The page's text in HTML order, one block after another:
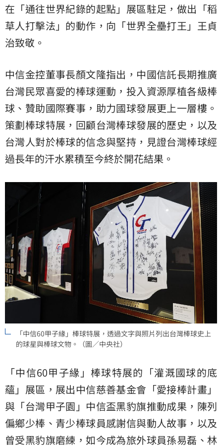
在「通往世界紀錄的起點」展區駐足，做出「稻
草人打擊法」的動作，向「世界全壘打王」王貞
治致敬。
中信金控董事長顏文隆指出，中國信託長期推廣
台灣民眾喜愛的棒球運動，投入資源厚植各級棒
球、贊助國際賽事，助力國球發展更上一層樓。
策劃棒球特展，回顧台灣棒球發展的歷史，以及
台灣人對於棒球的信念與堅持，見證台灣棒球經
過長年的汗水累積至今終於開花結果。
「中信60甲子緣」棒球特展，透過文字與照片列出台灣棒球史上
的球星與棒球文物。（圖／中央社）
「中信60甲子緣」棒球特展的「灌溉國球的底
蘊」展區，展出中信慈善基金會「愛接棒計畫」
與「台灣甲子園」中信盃黑豹旗推動成果，陳列
偏鄉少棒、青少棒球員感謝信與動人故事，以及
曾受黑豹旗磨練，如今成為旅外球員孫易磊、林